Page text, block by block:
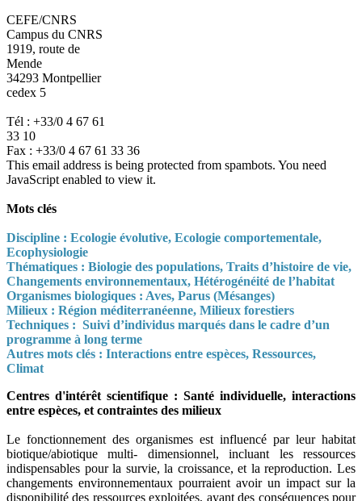
CEFE/CNRS
Campus du CNRS
1919, route de
Mende
34293 Montpellier
cedex 5
Tél : +33/0 4 67 61
33 10
Fax : +33/0 4 67 61 33 36
This email address is being protected from spambots. You need
JavaScript enabled to view it.
Mots clés
Discipline : Ecologie évolutive, Ecologie comportementale,
Ecophysiologie
Thématiques : Biologie des populations, Traits d’histoire de vie,
Changements environnementaux, Hétérogénéité de l’habitat
Organismes biologiques : Aves, Parus (Mésanges)
Milieux : Région méditerranéenne, Milieux forestiers
Techniques : Suivi d’individus marqués dans le cadre d’un
programme à long terme
Autres mots clés : Interactions entre espèces, Ressources,
Climat
Centres d'intérêt scientifique : Santé individuelle, interactions
entre espèces, et contraintes des milieux
Le fonctionnement des organismes est influencé par leur habitat
biotique/abiotique multi- dimensionnel, incluant les ressources
indispensables pour la survie, la croissance, et la reproduction. Les
changements environnementaux pourraient avoir un impact sur la
disponibilité des ressources exploitées, ayant des conséquences pour